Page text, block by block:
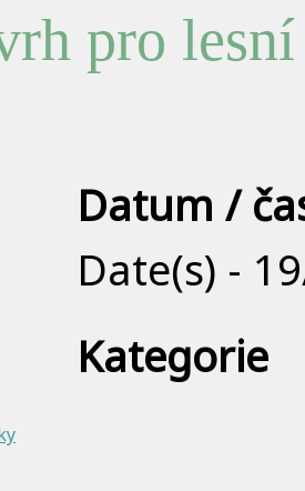
pro
Datum /
Date(s) -
Kategorie